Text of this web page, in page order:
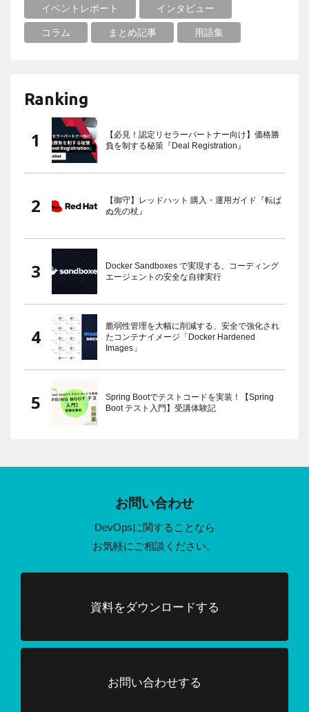
イベントレポート インタビュー
コラム まとめ記事 用語集
Ranking
【必見！認定リセラーパートナー向け】価格勝
負を制する秘策『Deal Registration』
【御守】レッドハット 購入・運用ガイド『転ば
ぬ先の杖』
Docker Sandboxes で実現する、コーディング
エージェントの安全な自律実行
脆弱性管理を大幅に削減する、安全で強化され
たコンテナイメージ「Docker Hardened
Images」
Spring Bootでテストコードを実装！【Spring
Boot テスト入門】受講体験記
お問い合わせ
DevOpsに関することなら
お気軽にご相談ください。
資料をダウンロードする
お問い合わせする